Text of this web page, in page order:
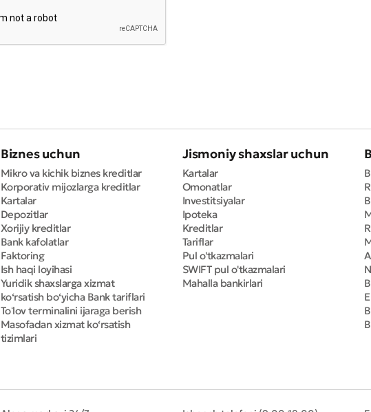
* Barcha maydonlar to'ldirilishi shart
Biznes uchun
Mikro va kichik biznes kreditlar
Korporativ mijozlarga kreditlar
Kartalar
Depozitlar
Xorijiy kreditlar
Bank kafolatlar
Faktoring
Ish haqi loyihasi
Yuridik shaxslarga xizmat
ko‘rsatish bo‘yicha Bank tariflari
Toʻlov terminalini ijaraga berish
Masofadan xizmat ko‘rsatish
tizimlari
Jismoniy shaxslar uchun
Kartalar
Omonatlar
Investitsiyalar
Ipoteka
Kreditlar
Tariflar
Pul o'tkazmalari
SWIFT pul o'tkazmalari
Mahalla bankirlari